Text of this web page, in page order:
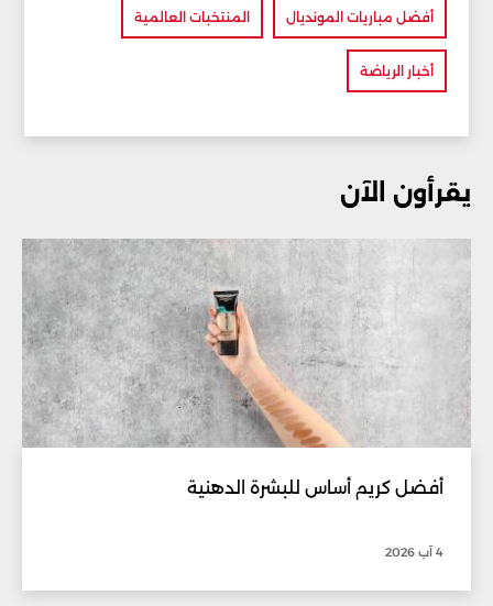
أفضل مباريات المونديال المنتخبات العالمية
أخبار الرياضة
يقرأون الآن
أفضل كريم أساس للبشرة الدهنية
4 آب 2026